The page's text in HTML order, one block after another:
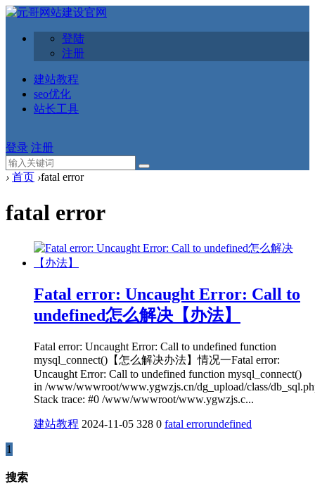
登陆
注册
建站教程
seo优化
站长工具
登录 注册
› 首页 ›fatal error
fatal error
Fatal error: Uncaught Error: Call to
undefined怎么解决【办法】
Fatal error: Uncaught Error: Call to undefined function
mysql_connect()【怎么解决办法】情况一Fatal error:
Uncaught Error: Call to undefined function mysql_connect()
in /www/wwwroot/www.ygwzjs.cn/dg_upload/class/
Stack trace: #0 /www/wwwroot/www.ygwzjs.c...
建站教程 2024-11-05 328 0 fatal errorundefined
1
搜索